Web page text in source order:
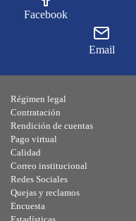
Facebook
Email
Régimen legal
Contratación
Rendición de cuentas
Pago virtual
Calidad
Correo institucional
Redes Sociales
Quejas y reclamos
Encuesta